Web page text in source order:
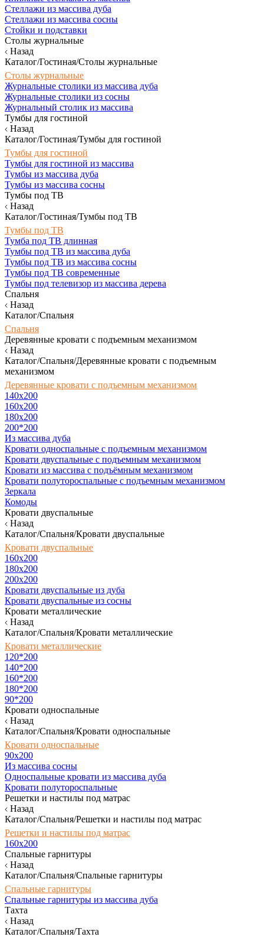
Стеллажи из массива дуба
Стеллажи из массива сосны
Стойки и подставки
Столы журнальные
Назад
Каталог/Гостиная/Столы журнальные
Столы журнальные
Журнальные столики из массива дуба
Журнальные столики из сосны
Журнальный столик из массива
Тумбы для гостиной
Назад
Каталог/Гостиная/Тумбы для гостиной
Тумбы для гостиной
Тумбы для гостиной из массива
Тумбы из массива дуба
Тумбы из массива сосны
Тумбы под ТВ
Назад
Каталог/Гостиная/Тумбы под ТВ
Тумбы под ТВ
Тумба под ТВ длинная
Тумбы под ТВ из массива дуба
Тумбы под ТВ из массива сосны
Тумбы под ТВ современные
Тумбы под телевизор из массива дерева
Спальня
Назад
Каталог/Спальня
Спальня
Деревянные кровати с подъемным механизмом
Назад
Каталог/Спальня/Деревянные кровати с подъемным
механизмом
Деревянные кровати с подъемным механизмом
140x200
160х200
180х200
200*200
Из массива дуба
Кровати односпальные с подъемным механизмом
Кровати двуспальные с подъемным механизмом
Кровати из массива с подъёмным механизмом
Кровати полутороспальные с подъемным механизмом
Зеркала
Комоды
Кровати двуспальные
Назад
Каталог/Спальня/Кровати двуспальные
Кровати двуспальные
160х200
180x200
200x200
Кровати двуспальные из дуба
Кровати двуспальные из сосны
Кровати металлические
Назад
Каталог/Спальня/Кровати металлические
Кровати металлические
120*200
140*200
160*200
180*200
90*200
Кровати односпальные
Назад
Каталог/Спальня/Кровати односпальные
Кровати односпальные
90х200
Из массива сосны
Односпальные кровати из массива дуба
Кровати полутороспальные
Решетки и настилы под матрас
Назад
Каталог/Спальня/Решетки и настилы под матрас
Решетки и настилы под матрас
160х200
Спальные гарнитуры
Назад
Каталог/Спальня/Спальные гарнитуры
Спальные гарнитуры
Спальные гарнитуры из массива дуба
Тахта
Назад
Каталог/Спальня/Тахта